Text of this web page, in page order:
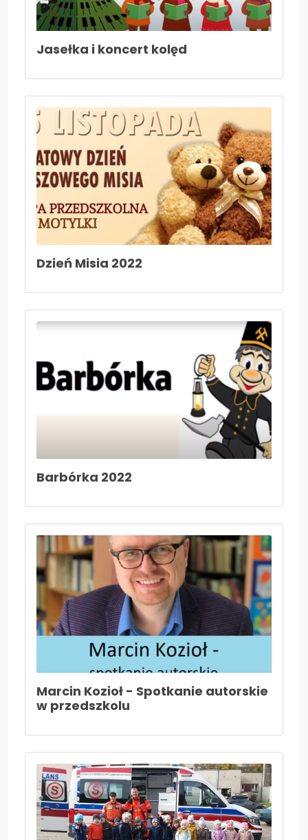
Jasełka i koncert kolęd
Dzień Misia 2022
Barbórka 2022
Marcin Kozioł - Spotkanie autorskie
w przedszkolu